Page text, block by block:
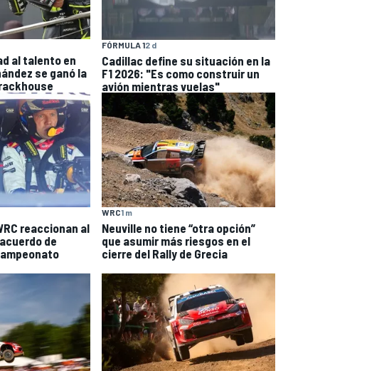
al talento en
se ganó la
FÓRMULA 12 d
Cadillac define su situación en la
F1 2026: "Es como construir un
avión mientras vuelas"
reaccionan al
de
WRC1 m
Neuville no tiene “otra opción”
que asumir más riesgos en el
cierre del Rally de Grecia